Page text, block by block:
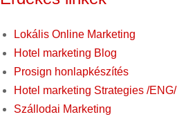
Lokális Online Marketing
Hotel marketing Blog
Prosign honlapkészítés
Hotel marketing Strategies /ENG/
Szállodai Marketing